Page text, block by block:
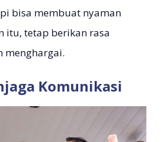
bisa membuat nyaman
itu, tetap berikan rasa
menghargai.
Komunikasi